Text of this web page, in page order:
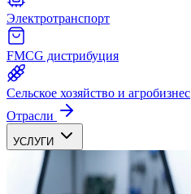
Электротранспорт
FMCG дистрибуция
Сельское хозяйство и агробизнес
Отрасли
УСЛУГИ